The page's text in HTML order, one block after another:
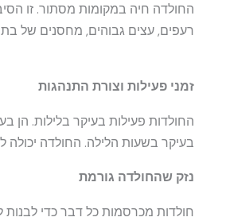
החולדה חיה במקומות מסתור. זו
רעפים, עצים גבוהים, מחסנים של
זמני פעילות וצורת התנהגות
החולדות פעילות בעיקר בלילות. הן
בעיקר בשעות הלילה. החולדה
נזק שהחולדה גורמת
חולדות מכרסמות כל דבר כדי